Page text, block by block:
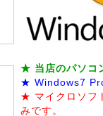
★ 当店のパソコ
★ Windows7
★ マイクロソフ
みです。